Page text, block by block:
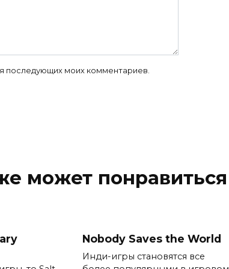
последующих моих комментариев.
может понравиться
Nobody Saves the World
Инди-игры становятся все